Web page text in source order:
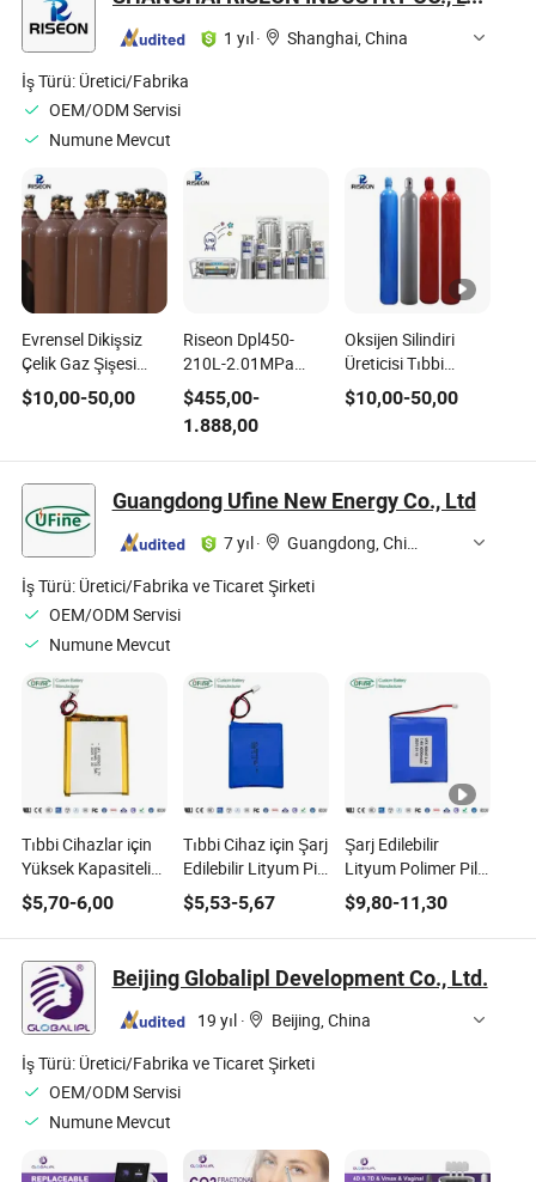
1 yıl·
Shanghai, China
İş Türü: Üretici/Fabrika
OEM/ODM Servisi
Numune Mevcut
Evrensel Dikişsiz
Çelik Gaz Şişesi
Oksijen CO2 Argon
Helyum Tıbbi
$10,00-50,00
Riseon Dpl450-
210L-2.01MPa
Düşük Basınçlı
Dewar Tankı - Tıbbi
Kullanım için ISO
Sertifikalı
$455,00-
1.888,00
Oksijen Silindiri
Üreticisi Tıbbi
Helyum Argon Gazı
Şişeleri İhracatı
$10,00-50,00
Guangdong Ufine New Energy Co., Ltd
7 yıl·
Guangdong, China
İş Türü: Üretici/Fabrika ve Ticaret Şirketi
OEM/ODM Servisi
Numune Mevcut
Tıbbi Cihazlar için
Yüksek Kapasiteli
Lityum Pil
Ufx955565 3.7V
5000mAh Kc ile
$5,70-6,00
Tıbbi Cihaz için Şarj
Edilebilir Lityum Pil
Paketi 7.4V
2500mAh CE ile
$5,53-5,67
Şarj Edilebilir
Lityum Polimer Pil
606473-2s 7.4V
4000mAh Tıbbi için
$9,80-11,30
Beijing Globalipl Development Co., Ltd.
19 yıl ·
Beijing, China
İş Türü: Üretici/Fabrika ve Ticaret Şirketi
OEM/ODM Servisi
Numune Mevcut